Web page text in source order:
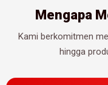
Mengapa
Kami berkomitmen
hingga